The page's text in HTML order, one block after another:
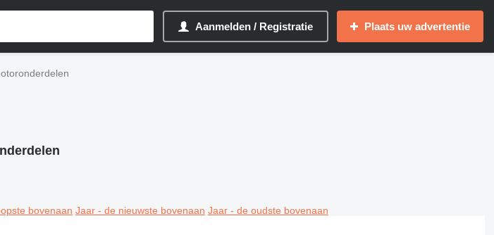
Aanmelden / Registratie Plaats uw advertentie
bovenaan Jaar - de nieuwste bovenaan Jaar - de oudste bovenaan